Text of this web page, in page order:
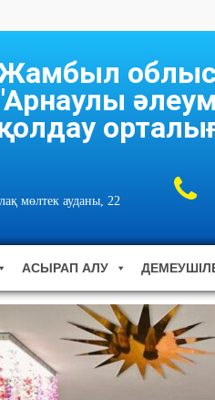
мөлтек ауданы, 22
АСЫРАП АЛУ